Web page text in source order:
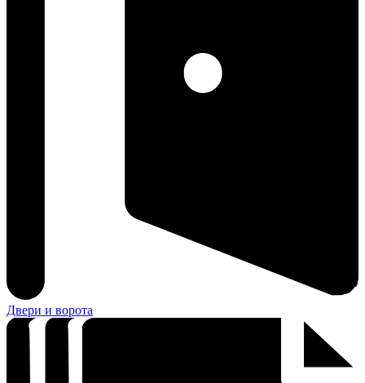
Двери и ворота